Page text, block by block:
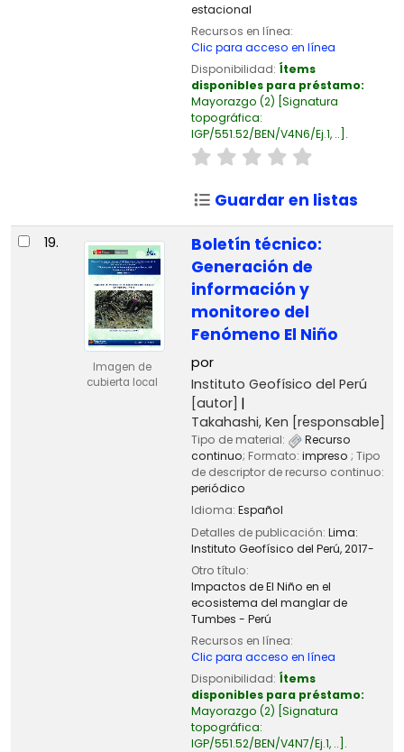
estacional
Recursos en línea:
Clic para acceso en línea
Disponibilidad: Ítems
disponibles para préstamo:
Mayorazgo (2) Signatura
topográfica:
IGP/551.52/BEN/V4N6/Ej.1, .. .
Guardar en listas
19.
Imagen de
cubierta local
Boletín técnico:
Generación de
información y
monitoreo del
Fenómeno El Niño
por
Instituto Geofísico del Perú
[autor]
Takahashi, Ken [responsable]
Tipo de material:
Recurso
continuo; Formato: impreso ; Tipo
de descriptor de recurso continuo:
periódico
Idioma: Español
Detalles de publicación: Lima:
Instituto Geofísico del Perú,2017-
Otro título:
Impactos de El Niño en el
ecosistema del manglar de
Tumbes - Perú
Recursos en línea:
Clic para acceso en línea
Disponibilidad: Ítems
disponibles para préstamo:
Mayorazgo (2) Signatura
topográfica:
IGP/551.52/BEN/V4N7/Ej.1, .. .